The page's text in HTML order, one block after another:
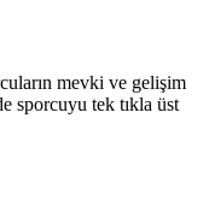
mevki ve gelişim
sporcuyu tek tıkla üst